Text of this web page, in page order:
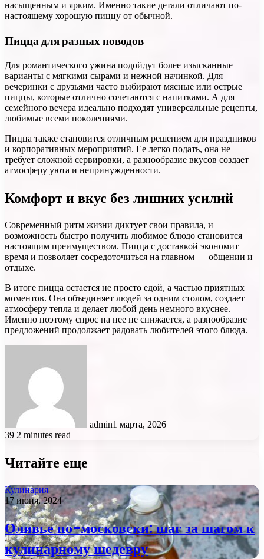
насыщенным и ярким. Именно такие детали отличают по-
настоящему хорошую пиццу от обычной.
Пицца для разных поводов
Для романтического ужина подойдут более изысканные
варианты с мягкими сырами и нежной начинкой. Для
вечеринки с друзьями часто выбирают мясные или острые
пиццы, которые отлично сочетаются с напитками. А для
семейного вечера идеально подходят универсальные рецепты,
любимые всеми поколениями.
Пицца также становится отличным решением для праздников
и корпоративных мероприятий. Ее легко подать, она не
требует сложной сервировки, а разнообразие вкусов создает
атмосферу уюта и непринужденности.
Комфорт и вкус без лишних усилий
Современный ритм жизни диктует свои правила, и
возможность быстро получить любимое блюдо становится
настоящим преимуществом. Пицца с доставкой экономит
время и позволяет сосредоточиться на главном — общении и
отдыхе.
В итоге пицца остается не просто едой, а частью приятных
моментов. Она объединяет людей за одним столом, создает
атмосферу тепла и делает любой день немного вкуснее.
Именно поэтому спрос на нее не снижается, а разнообразие
предложений продолжает радовать любителей этого блюда.
admin1 марта, 2026
39 2 minutes read
Читайте еще
Кулинария
17 июня, 2024
Оливье по-московски: шаг за шагом к
кулинарному шедевру